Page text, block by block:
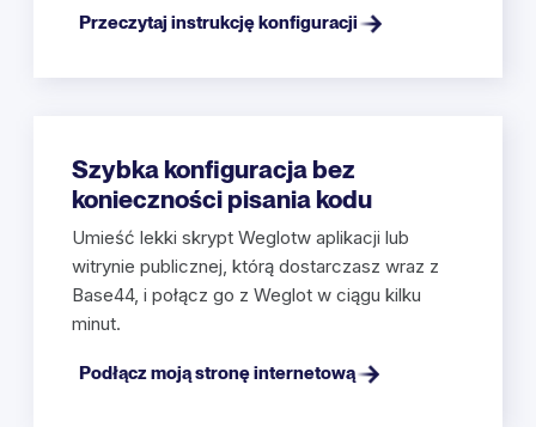
Przeczytaj instrukcję konfiguracji
Szybka konfiguracja bez
konieczności pisania kodu
Umieść lekki skrypt Weglotw aplikacji lub
witrynie publicznej, którą dostarczasz wraz z
Base44, i połącz go z Weglot w ciągu kilku
minut.
Podłącz moją stronę internetową